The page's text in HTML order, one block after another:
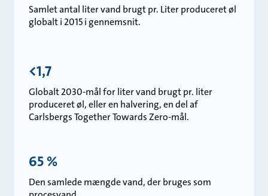
Samlet antal liter vand brugt pr. Liter produceret øl
globalt i 2015 i gennemsnit.
<1,7
Globalt 2030-mål for liter vand brugt pr. liter
produceret øl, eller en halvering, en del af
Carlsbergs Together Towards Zero-mål.
65 %
Den samlede mængde vand, der bruges som